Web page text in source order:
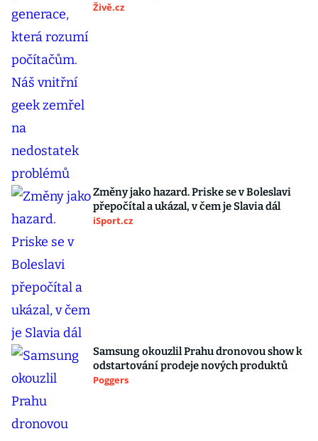
Živě.cz
Změny jako hazard. Priske se v Boleslavi
přepočítal a ukázal, v čem je Slavia dál
iSport.cz
Samsung okouzlil Prahu dronovou show k
odstartování prodeje nových produktů
Poggers